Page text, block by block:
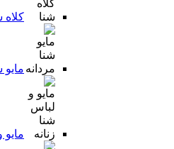
کلاه
مایو
مایو